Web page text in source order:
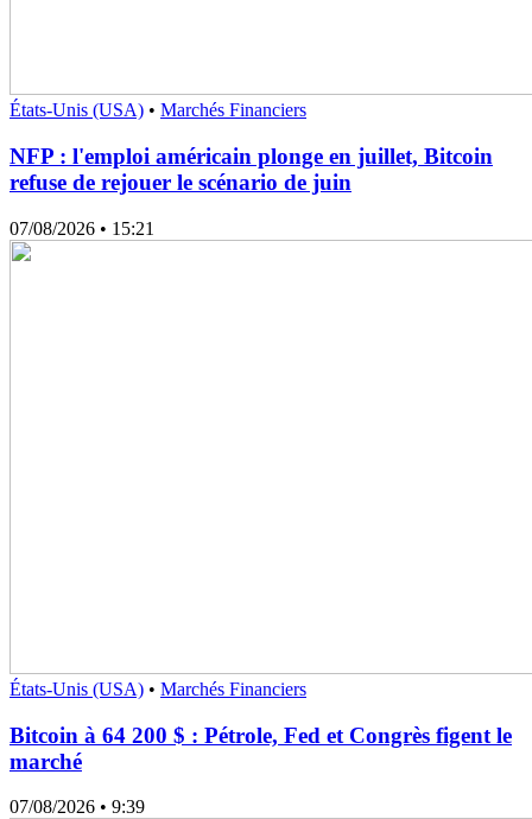
États-Unis (USA) • Marchés Financiers
NFP : l'emploi américain plonge en juillet, Bitcoin
refuse de rejouer le scénario de juin
07/08/2026 • 15:21
États-Unis (USA) • Marchés Financiers
Bitcoin à 64 200 $ : Pétrole, Fed et Congrès figent le
marché
07/08/2026 • 9:39